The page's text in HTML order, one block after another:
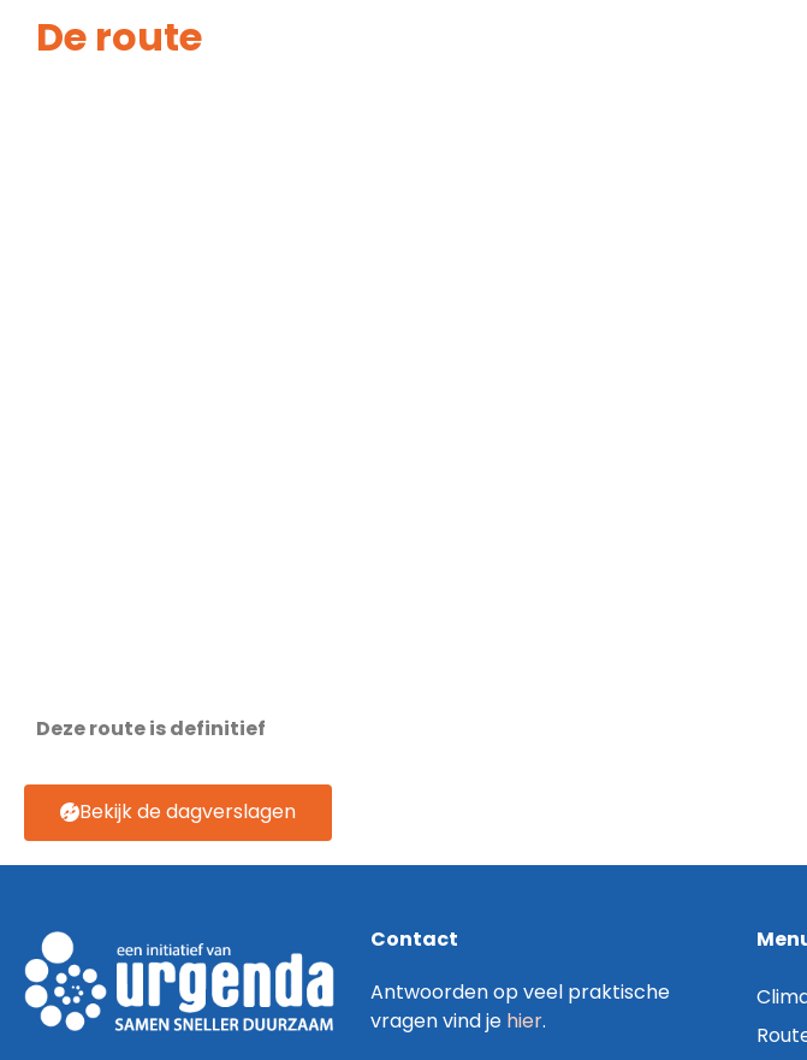
De route
Deze route is definitief
Bekijk de dagverslagen
Contact
Antwoorden op veel praktische
vragen vind je hier.